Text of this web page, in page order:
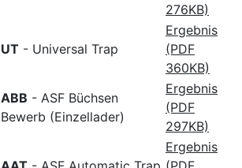
276KB)
UT - Universal Trap
Ergebnis
(PDF
360KB)
ABB - ASF Büchsen
Bewerb (Einzellader)
Ergebnis
(PDF
297KB)
Ergebnis